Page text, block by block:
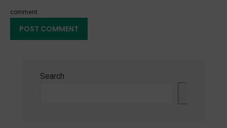
comment.
Search